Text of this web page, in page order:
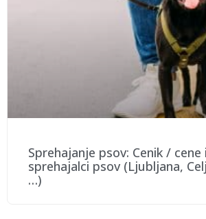
Sprehajanje psov: Cenik /
sprehajalci psov (Ljubljana,
…)